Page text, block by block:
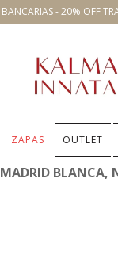
- 20% OFF
ZAPAS OUTLET
MADRID BLANCA,